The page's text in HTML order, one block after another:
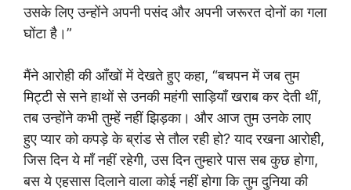
उसके लिए उन्होंने अपनी पसंद और अपनी जरूरत दोनों का गला
घोंटा है।”
मैंने आरोही की आँखों में देखते हुए कहा, “बचपन में जब तुम
मिट्टी से सने हाथों से उनकी महंगी साड़ियाँ खराब कर देती थीं,
तब उन्होंने कभी तुम्हें नहीं झिड़का। और आज तुम उनके लाए
हुए प्यार को कपड़े के ब्रांड से तौल रही हो? याद रखना आरोही,
जिस दिन ये माँ नहीं रहेगी, उस दिन तुम्हारे पास सब कुछ होगा,
बस ये एहसास दिलाने वाला कोई नहीं होगा कि तुम दुनिया की